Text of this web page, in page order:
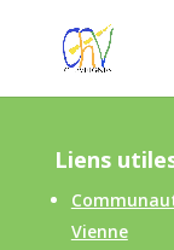
Liens
Vienne